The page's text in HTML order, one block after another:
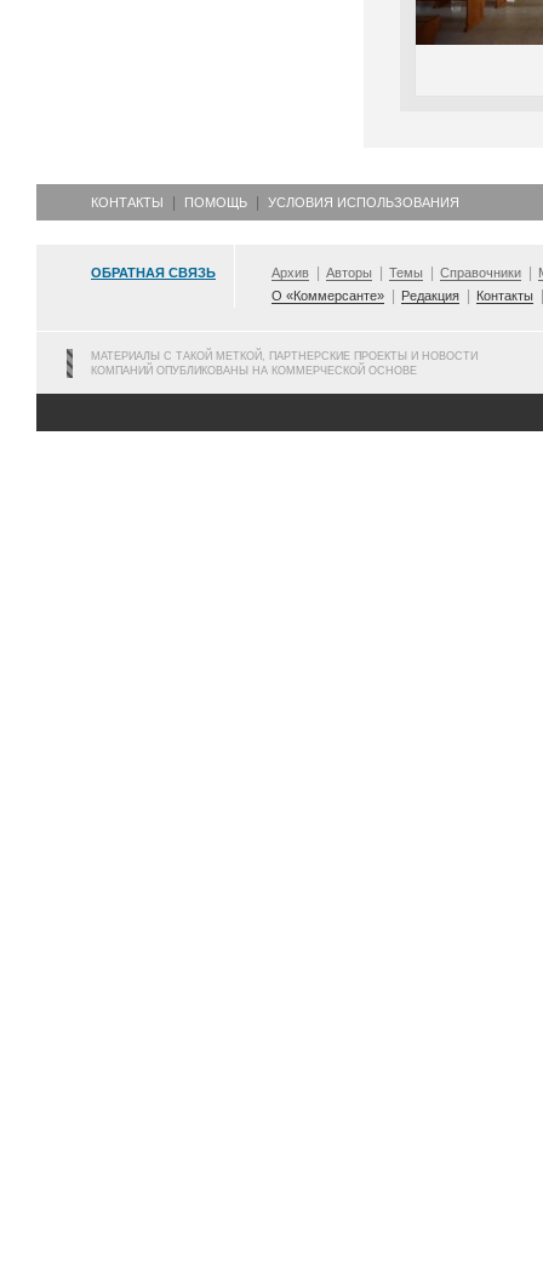
КОНТАКТЫ ПОМОЩЬ УСЛОВИЯ ИСПОЛЬЗОВАНИЯ
ОБРАТНАЯ СВЯЗЬ Архив Авторы Темы Справочники
О «Коммерсанте»
Редакция Контакты
МАТЕРИАЛЫ С ТАКОЙ МЕТКОЙ, ПАРТНЕРСКИЕ ПРОЕКТЫ И НОВОСТИ
КОМПАНИЙ ОПУБЛИКОВАНЫ НА КОММЕРЧЕСКОЙ ОСНОВЕ